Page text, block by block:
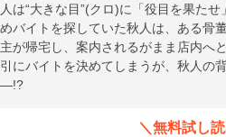
は“大きな目”(クロ)に「役目を果た
バイトを探していた秋人は、ある骨
が帰宅し、案内されるがまま店内へ
にバイトを決めてしまうが、秋人の
＼無料試し